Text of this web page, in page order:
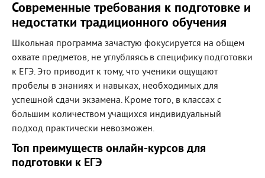
Современные требования к подготовке и
недостатки традиционного обучения
Школьная программа зачастую фокусируется на общем
охвате предметов, не углубляясь в специфику подготовки
к ЕГЭ. Это приводит к тому, что ученики ощущают
пробелы в знаниях и навыках, необходимых для
успешной сдачи экзамена. Кроме того, в классах с
большим количеством учащихся индивидуальный
подход практически невозможен.
Топ преимуществ онлайн-курсов для
подготовки к ЕГЭ